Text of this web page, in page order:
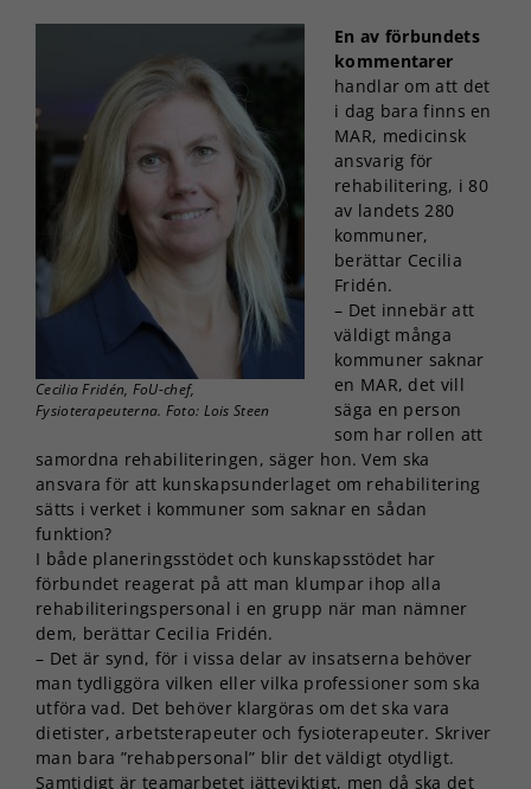
Cecilia Fridén, FoU-chef,
Fysioterapeuterna. Foto: Lois Steen
En av förbundets
kommentarer
handlar om att det
i dag bara finns en
MAR, medicinsk
ansvarig för
rehabilitering, i 80
av landets 280
kommuner,
berättar Cecilia
Fridén.
– Det innebär att
väldigt många
kommuner saknar
en MAR, det vill
säga en person
som har rollen att
samordna rehabiliteringen, säger hon. Vem ska
ansvara för att kunskapsunderlaget om rehabilitering
sätts i verket i kommuner som saknar en sådan
funktion?
I både planeringsstödet och kunskapsstödet har
förbundet reagerat på att man klumpar ihop alla
rehabiliteringspersonal i en grupp när man nämner
dem, berättar Cecilia Fridén.
– Det är synd, för i vissa delar av insatserna behöver
man tydliggöra vilken eller vilka professioner som ska
utföra vad. Det behöver klargöras om det ska vara
dietister, arbetsterapeuter och fysioterapeuter. Skriver
man bara ”rehabpersonal” blir det väldigt otydligt.
Samtidigt är teamarbetet jätteviktigt, men då ska det